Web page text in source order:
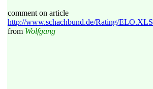
comment on article
http://www.schachbund.de/Rating/ELO.XLS
from Wolfgang